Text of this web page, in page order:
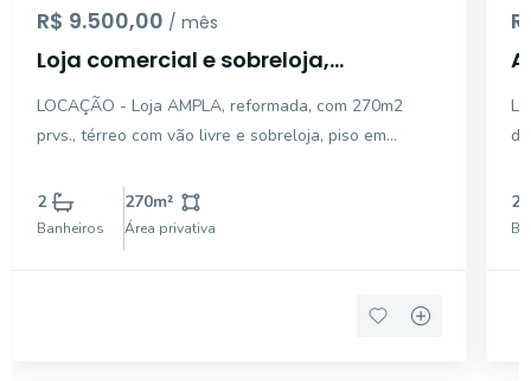
R$ 9.500,00 / mês
Loja comercial e sobreloja,
Alegre/RS.
LOCAÇÃO - Loja AMPLA, reformada, com 270m2
prvs., térreo com vão livre e sobreloja, piso em
PORTARIA 12hS e SEGURANÇA. Analisa propostas e
carência. Potencial para setores da saúde,
academias, laboratór
2
Banheiros
270m²
Área privativa
2